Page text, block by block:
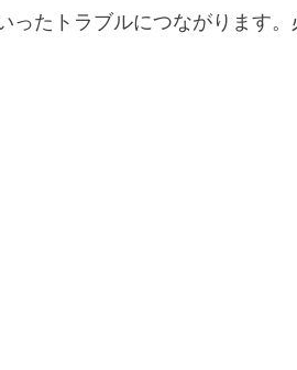
たトラブルにつながります